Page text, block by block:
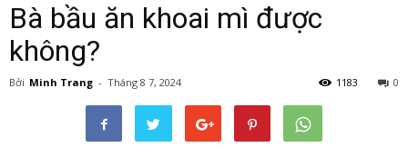
Bà bầu ăn khoai mì được
không?
Bởi Minh Trang - Tháng 8 7, 2024 0
1183